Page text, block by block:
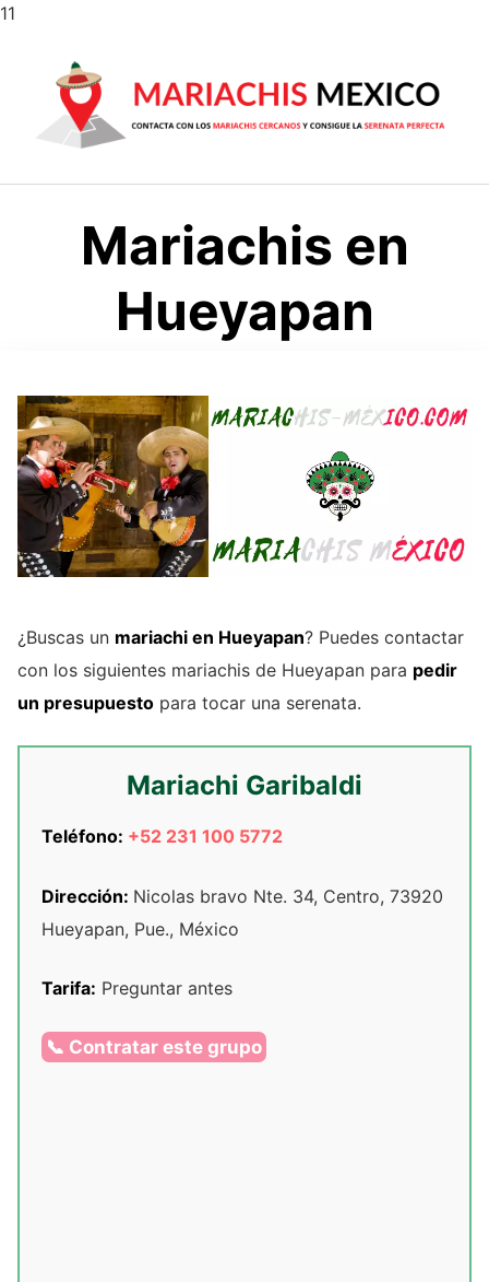
11
contenido
Mariachis en
Hueyapan
¿Buscas un mariachi en Hueyapan? Puedes contactar
con los siguientes mariachis de Hueyapan para pedir
un presupuesto para tocar una serenata.
Mariachi Garibaldi
Teléfono: +52 231 100 5772
Dirección: Nicolas bravo Nte. 34, Centro, 73920
Hueyapan, Pue., México
Tarifa: Preguntar antes
📞 Contratar este grupo